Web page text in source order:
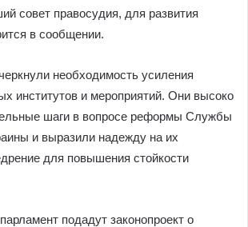
совет правосудия, для развития
в сообщении.
необходимость усиления
институтов и мероприятий. Они высоко
шаги в вопросе реформы Службы
и выразили надежду на их
для повышения стойкости
подадут законопроект о